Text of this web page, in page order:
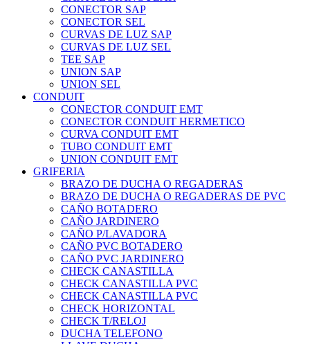
CONECTOR SAP
CONECTOR SEL
CURVAS DE LUZ SAP
CURVAS DE LUZ SEL
TEE SAP
UNION SAP
UNION SEL
CONDUIT
CONECTOR CONDUIT EMT
CONECTOR CONDUIT HERMETICO
CURVA CONDUIT EMT
TUBO CONDUIT EMT
UNION CONDUIT EMT
GRIFERIA
BRAZO DE DUCHA O REGADERAS
BRAZO DE DUCHA O REGADERAS DE PVC
CAÑO BOTADERO
CAÑO JARDINERO
CAÑO P/LAVADORA
CAÑO PVC BOTADERO
CAÑO PVC JARDINERO
CHECK CANASTILLA
CHECK CANASTILLA PVC
CHECK CANASTILLA PVC
CHECK HORIZONTAL
CHECK T/RELOJ
DUCHA TELEFONO